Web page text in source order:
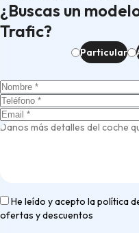
¿Buscas un
Trafic?
Particular
He leído y acepto lapolítica
ofertas y descuentos